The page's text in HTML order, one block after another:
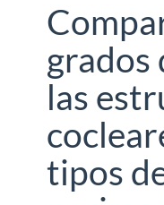
grados
las
tipos